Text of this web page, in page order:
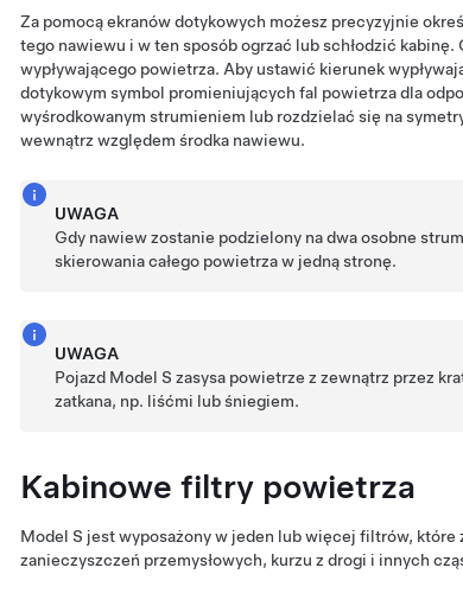
Za pomocą ekranów dotykowych możesz precyzyjnie
tego nawiewu i w ten sposób ogrzać lub schłodzić
wypływającego powietrza. Aby ustawić kierunek
dotykowym symbol promieniujących fal powietrza dla
wyśrodkowanym strumieniem lub rozdzielać się na
wewnątrz względem środka nawiewu.
UWAGA
Gdy nawiew zostanie podzielony na dwa osobne
skierowania całego powietrza w jedną stronę.
UWAGA
Pojazd Model S zasysa powietrze z zewnątrz przez
zatkana, np. liśćmi lub śniegiem.
Kabinowe filtry powietrza
Model S jest wyposażony w jeden lub więcej filtrów, które
zanieczyszczeń przemysłowych, kurzu z drogi i innych